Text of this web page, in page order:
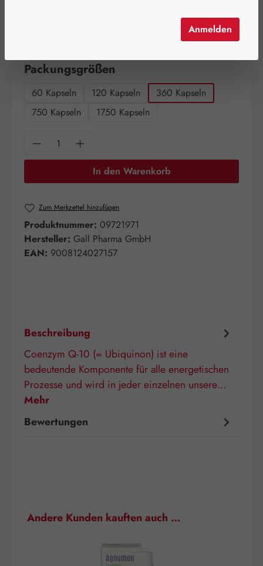
Packungsgrößen
60 Kapseln 120 Kapseln
360 Kapseln
750 Kapseln
1750 Kapseln
Produkt Anzahl: Gib den gewünschten
In den Warenkorb
Zum Merkzettel hinzufügen
Produktnummer: 09721971
Hersteller: Gall Pharma GmbH
EAN: 9008124027157
Beschreibung
Coenzym Q-10 (= Ubiquinon) ist eine
bedeutende Komponente für alle energetischen
Prozesse und wird in jeder einzelnen unsere…
Mehr
Bewertungen
Produktgalerie überspringen
Andere Kunden kauften auch …
Anmelden